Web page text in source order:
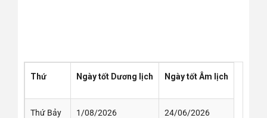
Thứ Ngày tốt Dương lịch Ngày tốt Âm lịch
Thứ Bảy 1/08/2026 24/06/2026